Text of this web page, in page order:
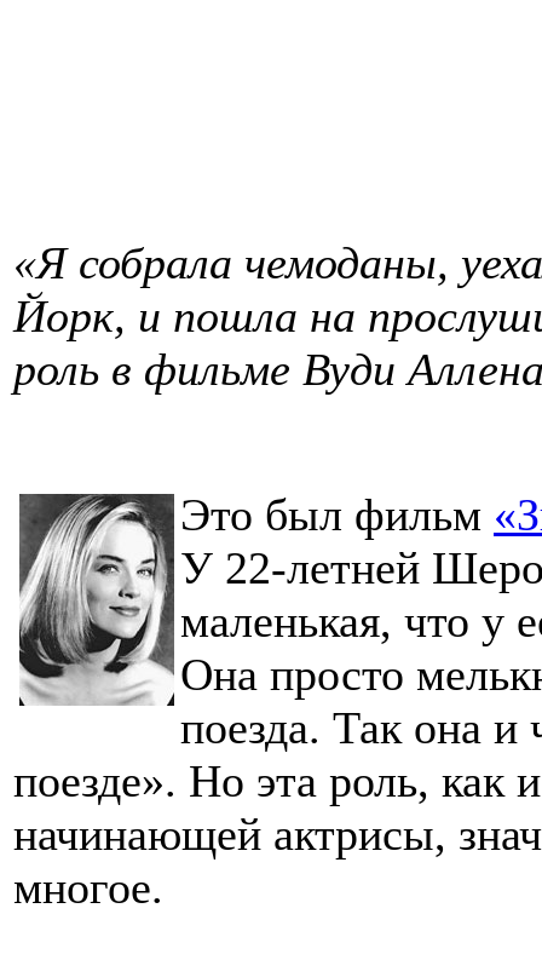
«Я собрала чемоданы,
Йорк, и пошла на
роль в фильме Вуди
Это был фильм
У 22-летней
маленькая, что у
Она просто
поезда. Так она и
поезде». Но эта роль, как
начинающей актрисы,
многое.